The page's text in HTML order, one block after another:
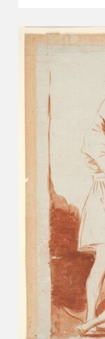
GOYA EN EL MUNDO
EDICIONES
TIENDA ONLINE
RECURSOS EDUCATIVOS